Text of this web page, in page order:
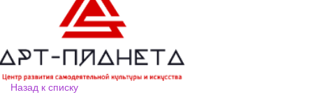
Назад к списку